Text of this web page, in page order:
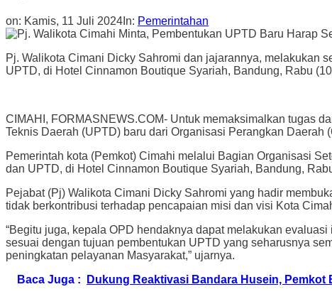
on: Kamis, 11 Juli 2024 In: Pemerintahan
Pj. Walikota Cimani Dicky Sahromi dan jajarannya, melakukan
UPTD, di Hotel Cinnamon Boutique Syariah, Bandung, Rabu
CIMAHI, FORMASNEWS.COM- Untuk memaksimalkan tugas
Teknis Daerah (UPTD) baru dari Organisasi Perangkan Daerah
Pemerintah kota (Pemkot) Cimahi melalui Bagian Organisasi
dan UPTD, di Hotel Cinnamon Boutique Syariah, Bandung,
Pejabat (Pj) Walikota Cimani Dicky Sahromi yang hadir
tidak berkontribusi terhadap pencapaian misi dan visi Kota
“Begitu juga, kepala OPD hendaknya dapat melakukan
sesuai dengan tujuan pembentukan UPTD yang seharusnya
peningkatan pelayanan Masyarakat,” ujarnya.
Baca Juga :
Dukung Reaktivasi Bandara Husein,